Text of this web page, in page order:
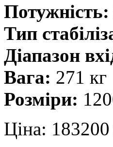
Потужність:
Тип
Діапазон
Вага: 271 кг
Розміри:
Ціна: